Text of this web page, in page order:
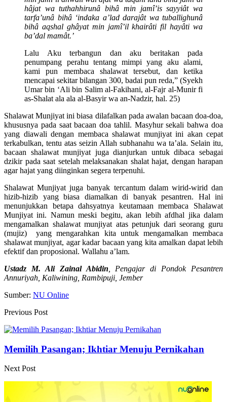
hâjat wa tuthahhirunâ bihâ min jamî’is sayyiât wa
tarfa’unâ bihâ ‘indaka a’lad darajât wa tuballighunâ
bihâ aqshal ghâyat min jamî’il khairâti fil hayâti wa
ba’dal mamât.’
Lalu Aku terbangun dan aku beritakan pada
penumpang perahu tentang mimpi yang aku alami,
kami pun membaca shalawat tersebut, dan ketika
mencapai sekitar bilangan 300, badai pun reda,” (Syekh
Umar bin ‘Ali bin Salim al-Fakihani, al-Fajr al-Munir fi
as-Shalat ala ala al-Basyir wa an-Nadzir, hal. 25)
Shalawat Munjiyat ini biasa dilafalkan pada awalan bacaan doa-doa,
khususnya pada saat bacaan doa tahlil. Masyhur sekali bahwa doa
yang diawali dengan membaca shalawat munjiyat ini akan cepat
terkabulkan, tentu atas seizin Allah subhanahu wa ta’ala. Selain itu,
bacaan shalawat munjiyat juga dianjurkan untuk dibaca sebagai
dzikir pada saat setelah melaksanakan shalat hajat, dengan harapan
agar hajat yang diinginkan segera terpenuhi.
Shalawat Munjiyat juga banyak tercantum dalam wirid-wirid dan
hizib-hizib yang biasa diamalkan di banyak pesantren. Hal ini
menunjukkan betapa dahsyatnya keutamaan membaca Shalawat
Munjiyat ini. Namun meski begitu, akan lebih afdhal jika dalam
mengamalkan shalawat munjiyat atas petunjuk dari seorang guru
(mujiz) yang mengarahkan kita untuk mengamalkan membaca
shalawat munjiyat, agar kadar bacaan yang kita amalkan dapat lebih
efektif dan proposional. Wallahu a’lam.
Ustadz M. Ali Zainal Abidin , Pengajar di Pondok Pesantren
Annuriyah, Kaliwining, Rambipuji, Jember
Sumber: NU Online
Previous Post
Memilih Pasangan; Ikhtiar Menuju Pernikahan
Next Post